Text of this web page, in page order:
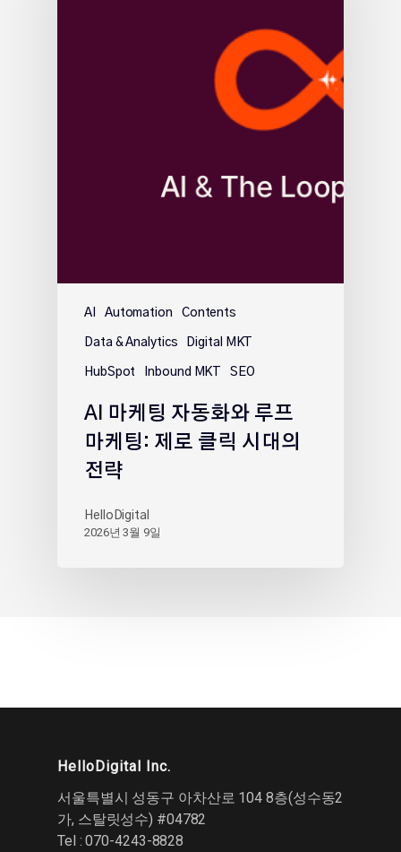
AI Automation Contents
Data & Analytics Digital MKT
HubSpot Inbound MKT SEO
AI 마케팅 자동화와 루프
마케팅: 제로 클릭 시대의
전략
HelloDigital
2026년 3월 9일
HelloDigital Inc.
서울특별시 성동구 아차산로 104 8층(성수동2
가, 스탈릿성수) #04782
Tel : 070-4243-8828